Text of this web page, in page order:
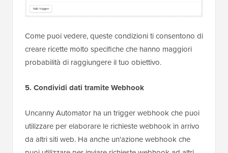
Come puoi vedere, queste condizioni ti consentono di
creare ricette molto specifiche che hanno maggiori
probabilità di raggiungere il tuo obiettivo.
5. Condividi dati tramite Webhook
Uncanny Automator ha un trigger webhook che puoi
utilizzare per elaborare le richieste webhook in arrivo
da altri siti web. Ha anche un'azione webhook che